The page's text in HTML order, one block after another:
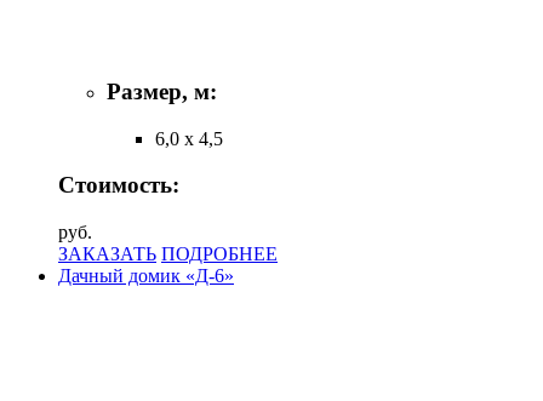
Размер, м:
6,0 х 4,5
Стоимость:
руб.
ЗАКАЗАТЬ ПОДРОБНЕЕ
Дачный домик «Д-6»